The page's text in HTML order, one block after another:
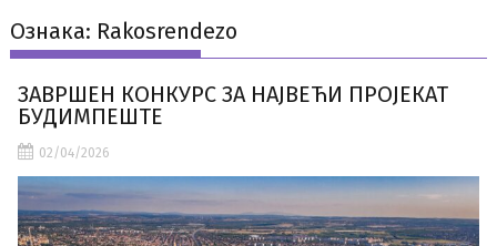
Ознака: Rakosrendezo
ЗАВРШЕН КОНКУРС ЗА НАЈВЕЋИ ПРОЈЕКАТ
БУДИМПЕШТЕ
02/04/2026